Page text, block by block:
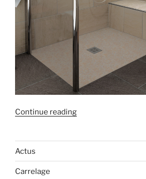
Continue reading« Les
receveurs
Actus
Carrelage